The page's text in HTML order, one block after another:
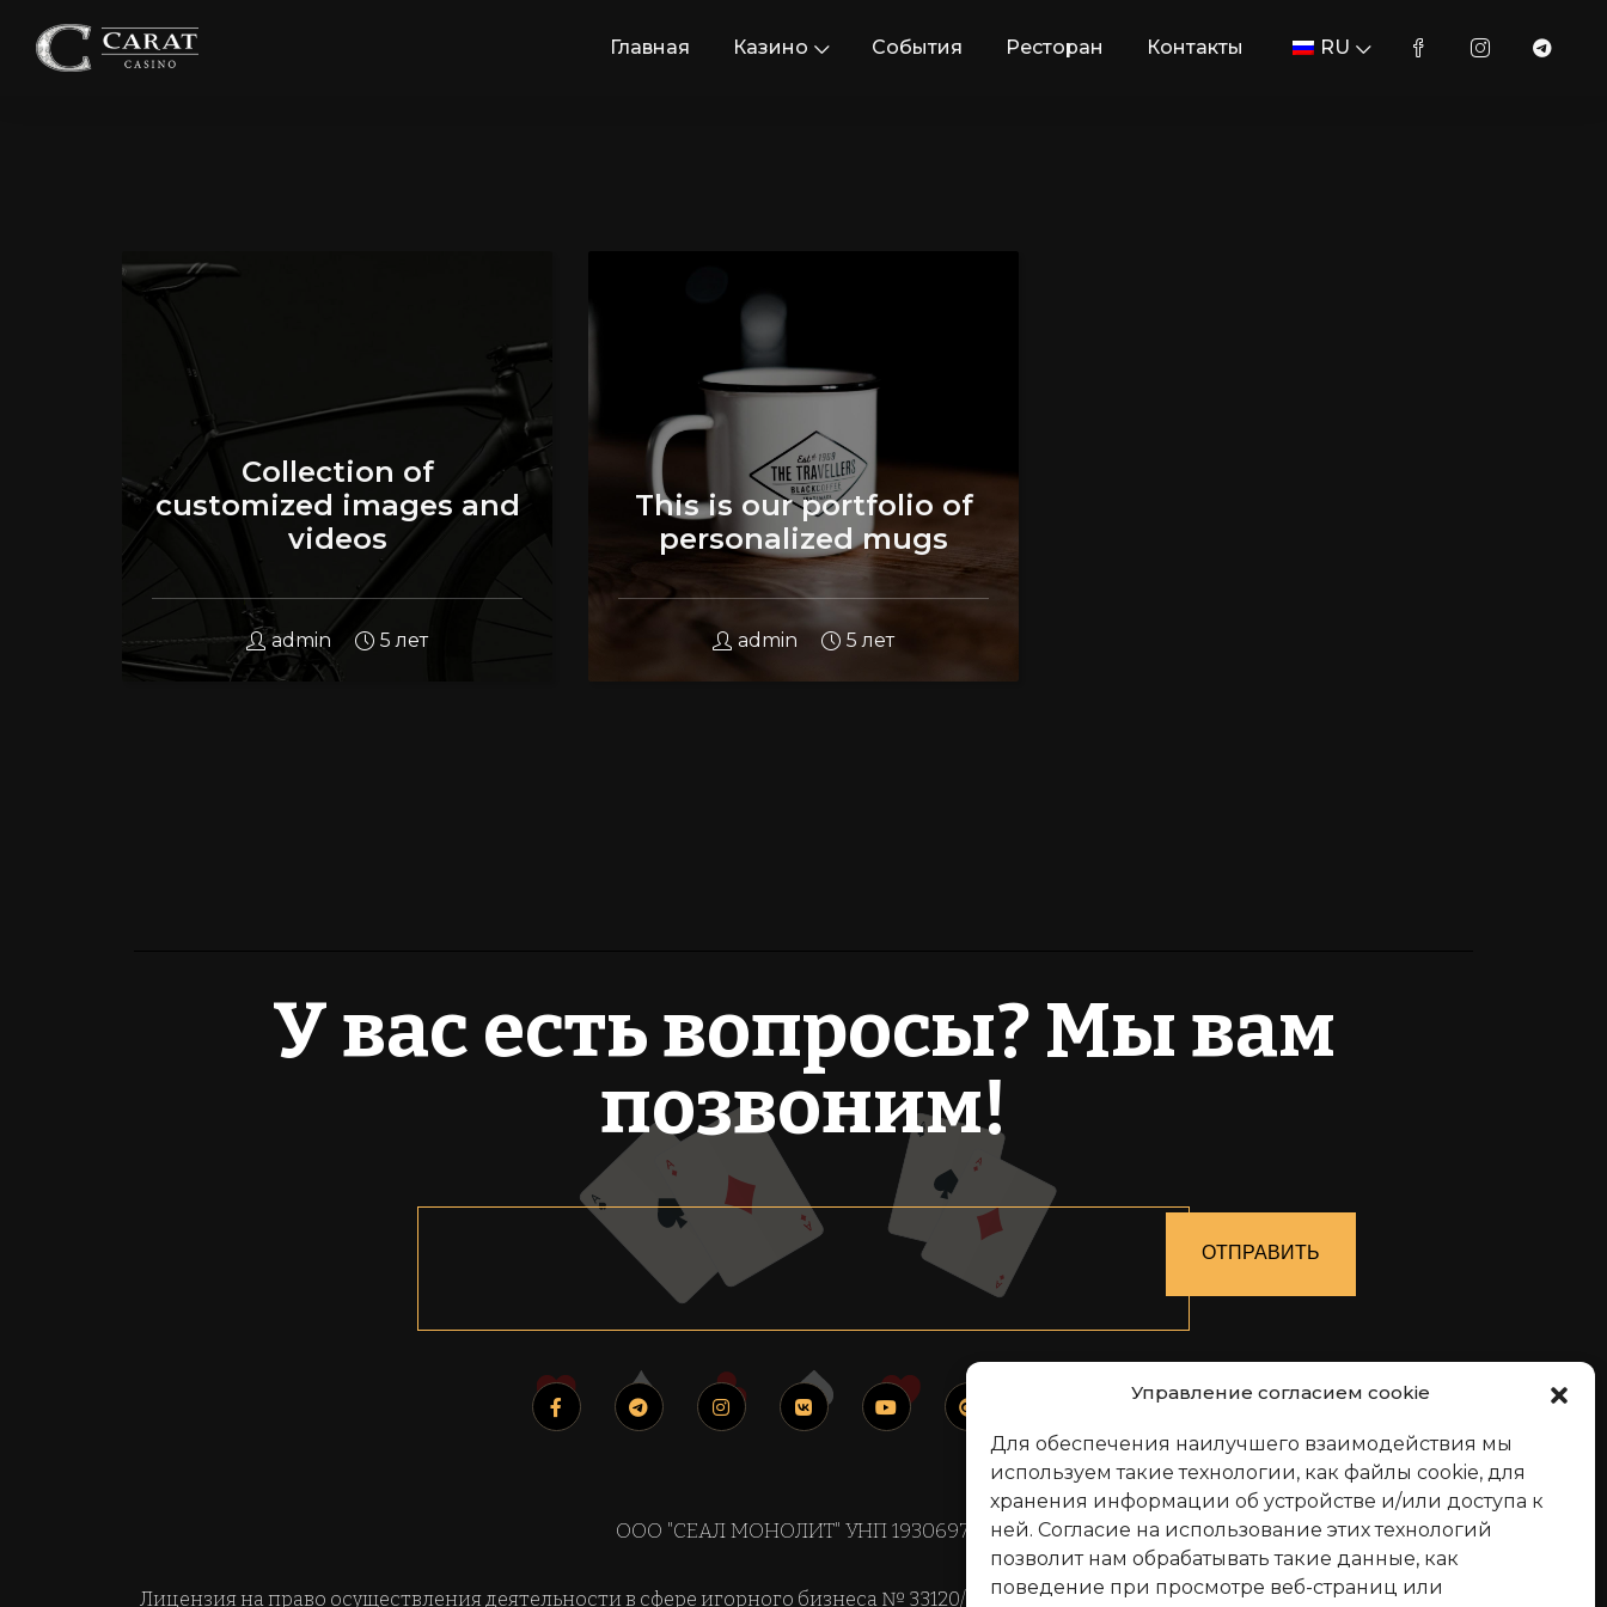
Управление согласием cookie
Для обеспечения наилучшего взаимодействия мы
используем такие технологии, как файлы cookie, для
хранения информации об устройстве и/или доступа к
ней. Согласие на использование этих технологий
позволит нам обрабатывать такие данные, как
поведение при просмотре веб-страниц или
Главная Казино События Ресторан Контакты RU
Collection of
customized images and
videos
admin 5 лет
This is our portfolio of
personalized mugs
admin 5 лет
У вас есть вопросы? Мы вам
позвоним!
ОТПРАВИТЬ
ООО "СЕАЛ МОНОЛИТ" УНП 193069776
Лицензия на право осуществления деятельности в сфере игорного бизнеса № 33120/677 от 12.07.2018 выдано Министерством по налогам